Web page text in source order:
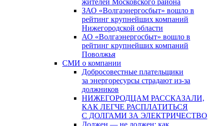
жителей Московского района
ЗАО «Волгаэнергосбыт» вошло в
рейтинг крупнейших компаний
Нижегородской области
АО «Волгаэнергосбыт» вошло в
рейтинг крупнейших компаний
Поволжья
СМИ о компании
Добросовестные плательщики
за энергоресурсы страдают из-за
должников
НИЖЕГОРОДЦАМ РАССКАЗАЛИ,
КАК ЛЕГЧЕ РАСПЛАТИТЬСЯ
С ДОЛГАМИ ЗА ЭЛЕКТРИЧЕСТВО